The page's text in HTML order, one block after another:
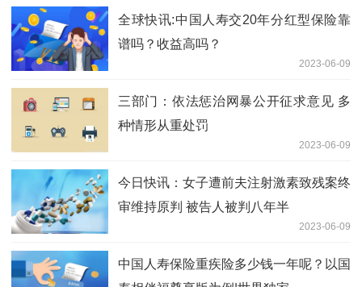
全球快讯:中国人寿交20年分红型保险靠
谱吗？收益高吗？
2023-06-09
三部门：依法惩治网暴公开征求意见 多
种情形从重处罚
2023-06-09
今日快讯：女子遭前夫注射激素致残案终
审维持原判 被告人被判八年半
2023-06-09
中国人寿保险重疾险多少钱一年呢？以国